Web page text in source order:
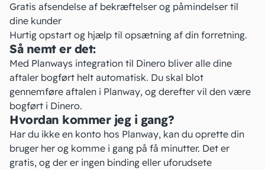
Gratis afsendelse af bekræftelser og påmindelser til
dine kunder
Hurtig opstart og hjælp til opsætning af din forretning.
Så nemt er det:
Med Planways integration til Dinero bliver alle dine
aftaler bogført helt automatisk. Du skal blot
gennemføre aftalen i Planway, og derefter vil den være
bogført i Dinero.
Hvordan kommer jeg i gang?
Har du ikke en konto hos Planway, kan du oprette din
bruger her og komme i gang på få minutter. Det er
gratis, og der er ingen binding eller uforudsete